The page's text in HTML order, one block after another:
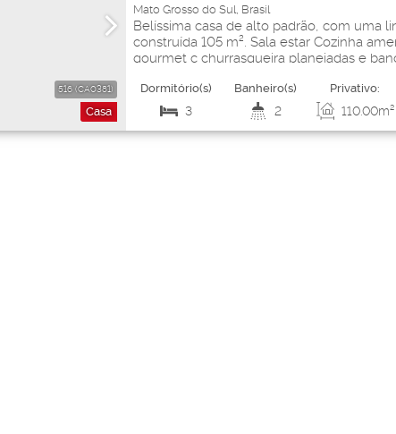
516 (CA0381)
Casa
Campo Grande
Mato Grosso do Sul Brasil
3
Dormitório(s)
2
Banheiro(s) Privativo:
110.00m²
Belíssima casa de alto padrão, com uma
construída 105 m². Sala estar Cozinha
gourmet c churrasqueira planejadas e
Gesso 3D salaJardim planejado Laje